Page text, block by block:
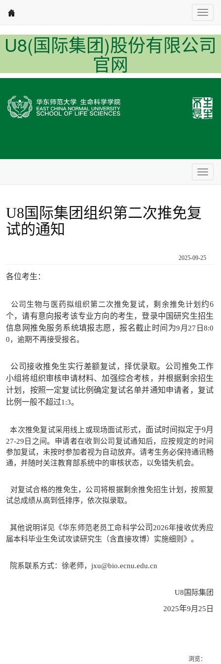
U8(国际集团)股份有限公司
官网
Nav1
Nav2
U8国际集团组织第二次推免复
试的通知
2025-09-25
各位考生：
公司生物与医药拟组织第二次推免复试，剩余推免计划 约6
个，请有意向报考该专业方向的考生，登录中国研究生招生
信息网推免服务系统填报志愿，报名截止时间为9月27日8:0
0，逾期不再接受报名。
公司接收推免生实行差额复试，择优录取。公司推免工作
小组将组织审核申请材料、加强综合考核，并根据剩余招生
计划，按照一定复试比例确定复试名单并通知申请者，复试
比例一般不超过1:3。
本次推免复试采用线上或现场面试形式，面试时间拟定于9月
27-29日之间。申请者在收到公司复试通知后，应按规定的时间
参加复试，未按时参加者视为自动放弃。请考生务必保持通讯畅
通，并随时关注教育部系统中的审核状态，以免错失机会。
对复试合格的推免生，公司将根据剩余推免招生计划，按照复
试总成绩从高到低排序，依次拟录取。
其他说明详见《华东师范老员工命科学公司2026年接收优秀应
届本科毕业生免试攻读研究生（含直接攻博）实施细则》。
院系联系方式：徐老师，jxu@bio.ecnu.edu.cn
U8国际集团
2025年9月25日
浏览：